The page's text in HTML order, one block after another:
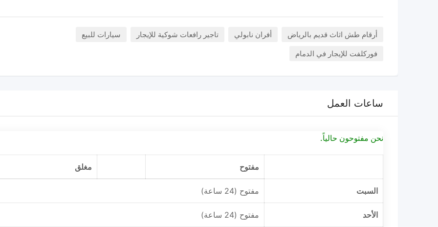
أرقام طش اثاث قديم بالرياض أفران نابولي تاجير رافعات شوكية للإيجار سيارات للبيع
فوركلفت للإيجار في الدمام
ساعات العمل
نحن مفتوحون حالياً.
مفتوح مغلق
السبت مفتوح (24 ساعة)
الأحد مفتوح (24 ساعة)